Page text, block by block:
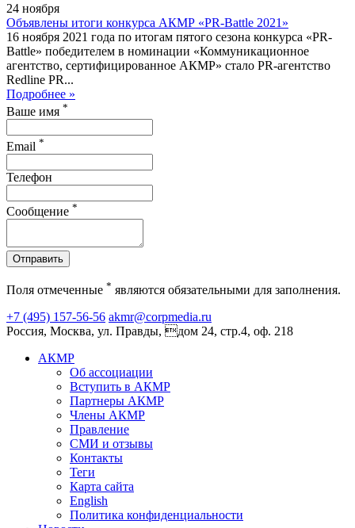
24 ноября
Объявлены итоги конкурса АКМР «PR-Battle 2021»
16 ноября 2021 года по итогам пятого сезона конкурса «PR-
Battle» победителем в номинации «Коммуникационное
агентство, сертифицированное АКМР» стало PR-агентство
Redline PR...
Подробнее »
Ваше имя *
Email *
Телефон
Сообщение *
Отправить
Поля отмеченные * являются обязательными для заполнения.
+7 (495) 157-56-56 akmr@corpmedia.ru
Россия, Москва, ул. Правды, дом 24, стр.4, оф. 218
АКМР
Об ассоциации
Вступить в АКМР
Партнеры АКМР
Члены АКМР
Правление
СМИ и отзывы
Контакты
Теги
Карта сайта
English
Политика конфиденциальности